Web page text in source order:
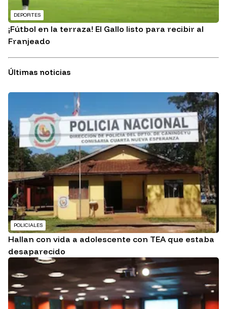
DEPORTES
¡Fútbol en la terraza! El Gallo listo para recibir al
Franjeado
Últimas noticias
POLICIALES
Hallan con vida a adolescente con TEA que estaba
desaparecido